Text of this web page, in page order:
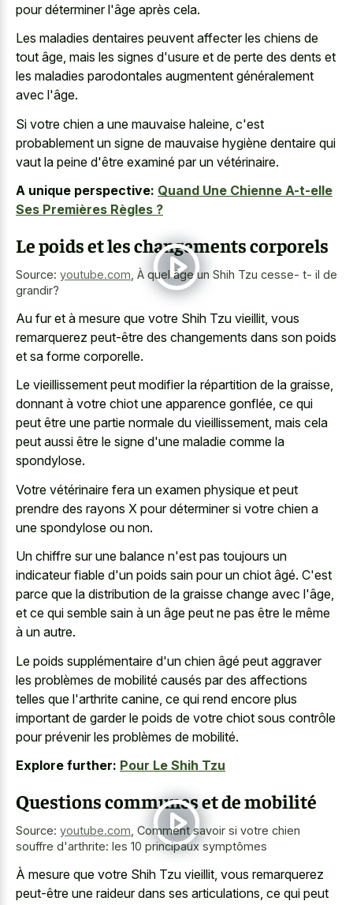
pour déterminer l'âge après cela.
Les maladies dentaires peuvent affecter les chiens de
tout âge, mais les signes d'usure et de perte des dents et
les maladies parodontales augmentent généralement
avec l'âge.
Si votre chien a une mauvaise haleine, c'est
probablement un signe de mauvaise hygiène dentaire qui
vaut la peine d'être examiné par un vétérinaire.
A unique perspective: Quand Une Chienne A-t-elle
Ses Premières Règles ?
Le poids et les changements corporels
Source: youtube.com À quel âge un Shih Tzu cesse- t- il de
grandir?
Au fur et à mesure que votre Shih Tzu vieillit, vous
remarquerez peut-être des changements dans son poids
et sa forme corporelle.
Le vieillissement peut modifier la répartition de la graisse,
donnant à votre chiot une apparence gonflée, ce qui
peut être une partie normale du vieillissement, mais cela
peut aussi être le signe d'une maladie comme la
spondylose.
Votre vétérinaire fera un examen physique et peut
prendre des rayons X pour déterminer si votre chien a
une spondylose ou non.
Un chiffre sur une balance n'est pas toujours un
indicateur fiable d'un poids sain pour un chiot âgé. C'est
parce que la distribution de la graisse change avec l'âge,
et ce qui semble sain à un âge peut ne pas être le même
à un autre.
Le poids supplémentaire d'un chien âgé peut aggraver
les problèmes de mobilité causés par des affections
telles que l'arthrite canine, ce qui rend encore plus
important de garder le poids de votre chiot sous contrôle
pour prévenir les problèmes de mobilité.
Explore further: Pour Le Shih Tzu
Questions communes et de mobilité
Source: youtube.com Comment savoir si votre chien
souffre d'arthrite: les 10 principaux symptômes
À mesure que votre Shih Tzu vieillit, vous remarquerez
peut-être une raideur dans ses articulations, ce qui peut